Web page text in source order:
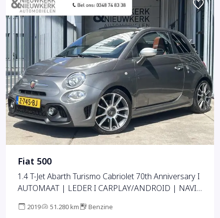
Fiat 500
1.4 T-Jet Abarth Turismo Cabriolet 70th Anniversary I
AUTOMAAT | LEDER I CARPLAY/ANDROID | NAVI
BLUETOOTH
2019 51.280 km Benzine